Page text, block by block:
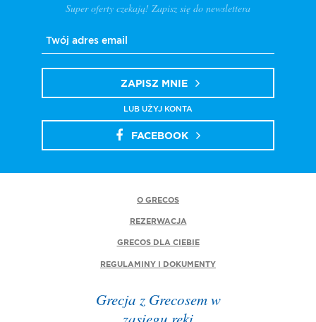
Super oferty czekają! Zapisz się do newslettera
ZAPISZ MNIE
LUB UŻYJ KONTA
FACEBOOK
O GRECOS
REZERWACJA
GRECOS DLA CIEBIE
REGULAMINY I DOKUMENTY
Grecja z Grecosem w